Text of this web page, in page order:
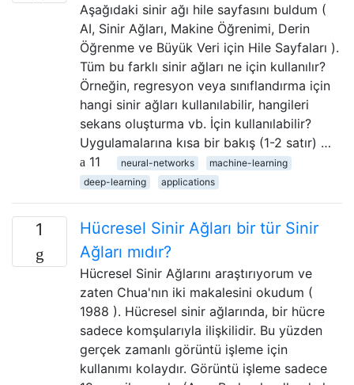
Aşağıdaki sinir ağı hile sayfasını buldum (
AI, Sinir Ağları, Makine Öğrenimi, Derin
Öğrenme ve Büyük Veri için Hile Sayfaları ).
Tüm bu farklı sinir ağları ne için kullanılır?
Örneğin, regresyon veya sınıflandırma için
hangi sinir ağları kullanılabilir, hangileri
sekans oluşturma vb. İçin kullanılabilir?
Uygulamalarına kısa bir bakış (1-2 satır) …
11
neural-networks
machine-learning
deep-learning
applications
1
Hücresel Sinir Ağları bir tür Sinir
Ağları mıdır?
Hücresel Sinir Ağlarını araştırıyorum ve
zaten Chua'nın iki makalesini okudum (
1988 ). Hücresel sinir ağlarında, bir hücre
sadece komşularıyla ilişkilidir. Bu yüzden
gerçek zamanlı görüntü işleme için
kullanımı kolaydır. Görüntü işleme sadece